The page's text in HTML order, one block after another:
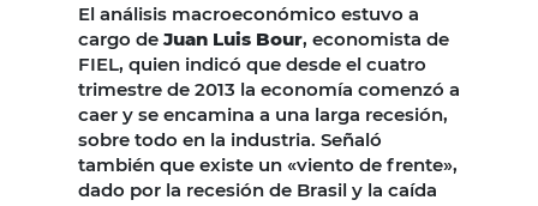
El análisis macroeconómico estuvo a
cargo de Juan Luis Bour, economista de
FIEL, quien indicó que desde el cuatro
trimestre de 2013 la economía comenzó a
caer y se encamina a una larga recesión,
sobre todo en la industria. Señaló
también que existe un «viento de frente»,
dado por la recesión de Brasil y la caída